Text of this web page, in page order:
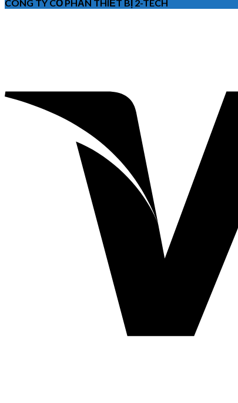
CÔNG TY CỔ PHẦN THIẾT BỊ 2-TECH